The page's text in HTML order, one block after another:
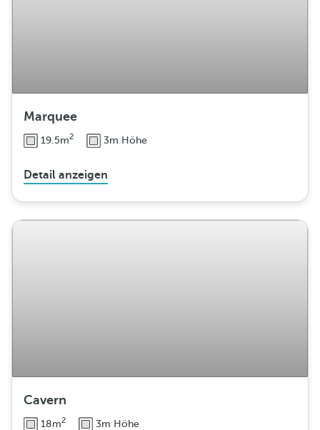
Marquee
19.5m2 3m Höhe
Detail anzeigen
Cavern
18m2 3m Höhe